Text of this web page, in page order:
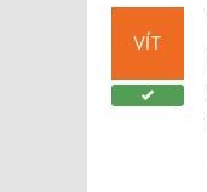
VÍT